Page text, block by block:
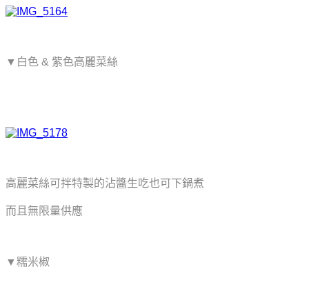
▼白色 & 紫色高麗菜絲
高麗菜絲可拌特製的沾醬生吃也可下鍋煮
而且無限量供應
▼糯米椒